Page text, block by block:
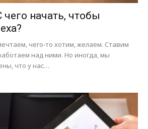
начать, чтобы
чего-то хотим, желаем. Ставим
над ними. Но иногда, мы
что у нас…